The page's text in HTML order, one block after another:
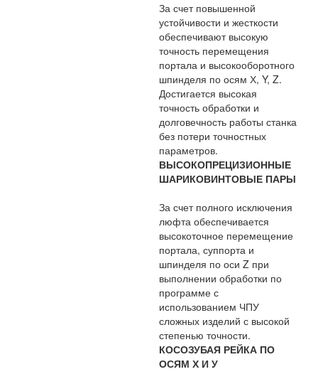
За счет повышенной
устойчивости и жесткости
обеспечивают высокую
точность перемещения
портала и высокооборотного
шпинделя по осям Х, Y, Z.
Достигается высокая
точность обработки и
долговечность работы станка
без потери точностных
параметров.
ВЫСОКОПРЕЦИЗИОННЫЕ
ШАРИКОВИНТОВЫЕ ПАРЫ
За счет полного исключения
люфта обеспечивается
высокоточное перемещение
портала, суппорта и
шпинделя по оси Z при
выполнении обработки по
программе с
использованием ЧПУ
сложных изделий с высокой
степенью точности.
КОСОЗУБАЯ РЕЙКА ПО
ОСЯМ Х И У